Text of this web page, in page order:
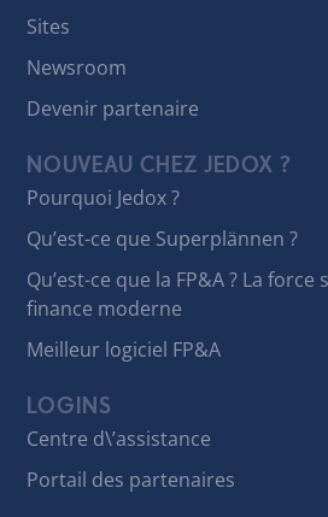
Sites
Newsroom
Devenir partenaire
NOUVEAU CHEZ JEDOX ?
Pourquoi Jedox ?
Qu’est-ce que Superplännen ?
Qu’est-ce que la FP&A ? La
finance moderne
Meilleur logiciel FP&A
LOGINS
Centre d\’assistance
Portail des partenaires